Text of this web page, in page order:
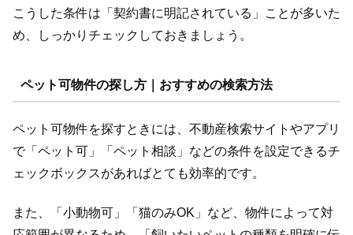
こうした条件は「契約書に明記されている」ことが多いた
め、しっかりチェックしておきましょう。
ペット可物件の探し方｜おすすめの検索方法
ペット可物件を探すときには、不動産検索サイトやアプリ
で「ペット可」「ペット相談」などの条件を設定できるチ
ェックボックスがあればとても効率的です。
また、「小動物可」「猫のみOK」など、物件によって対